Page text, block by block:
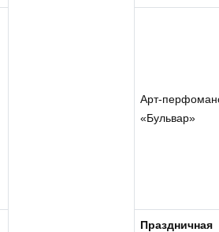
Арт-
«Бульвар»
Праздничная